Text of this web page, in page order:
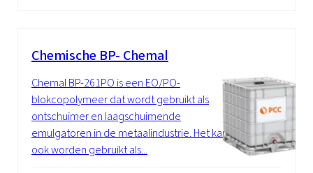
Chemische BP- Chemal
Chemal BP-261PO is een EO/PO-
blokcopolymeer dat wordt gebruikt als
ontschuimer en laagschuimende
emulgatoren in de metaalindustrie. Het kan
ook worden gebruikt als...